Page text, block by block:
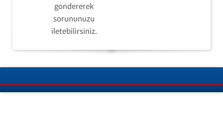
gondererek
sorununuzu
iletebilirsiniz.